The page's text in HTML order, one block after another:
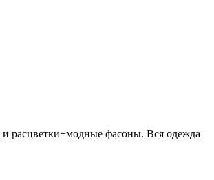
расцветки+модные фасоны. Вся одежда